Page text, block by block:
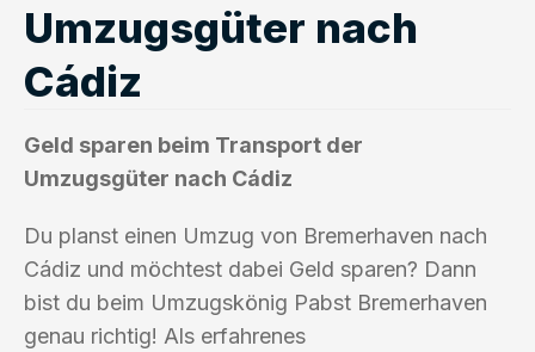
Umzugsgüter nach
Cádiz
Geld sparen beim Transport der
Umzugsgüter nach Cádiz
Du planst einen Umzug von Bremerhaven nach
Cádiz und möchtest dabei Geld sparen? Dann
bist du beim Umzugskönig Pabst Bremerhaven
genau richtig! Als erfahrenes